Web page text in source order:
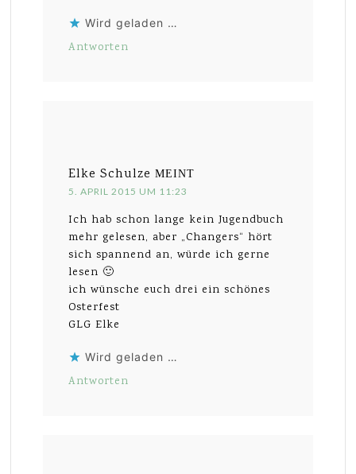
Wird geladen …
Antworten
Elke Schulze MEINT
5. APRIL 2015 UM 11:23
Ich hab schon lange kein Jugendbuch
mehr gelesen, aber „Changers“ hört
sich spannend an, würde ich gerne
lesen 🙂
ich wünsche euch drei ein schönes
Osterfest
GLG Elke
Wird geladen …
Antworten